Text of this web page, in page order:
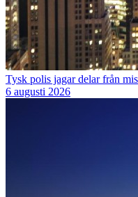
Tysk polis jagar delar från
6 augusti 2026